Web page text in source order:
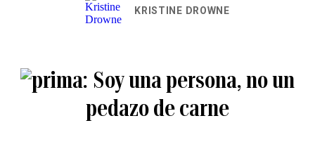
KRISTINE DROWNE
Soy una persona, no un
pedazo de carne